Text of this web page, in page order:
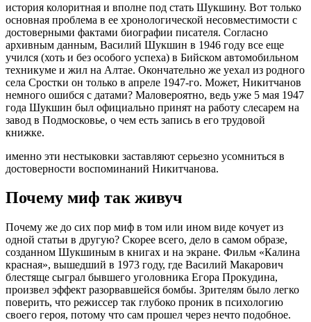
история колоритная и вполне под стать Шукшину. Вот только
основная проблема в ее хронологической несовместимости с
достоверными фактами биографии писателя. Согласно
архивным данным, Василий Шукшин в 1946 году все еще
учился (хоть и без особого успеха) в Бийском автомобильном
техникуме и жил на Алтае. Окончательно же уехал из родного
села Сростки он только в апреле 1947-го. Может, Никитчанов
немного ошибся с датами? Маловероятно, ведь уже 5 мая 1947
года Шукшин был официально принят на работу слесарем на
завод в Подмосковье, о чем есть запись в его трудовой
книжке.
именно эти нестыковки заставляют серьезно усомниться в
достоверности воспоминаний Никитчанова.
Почему миф так живуч
Почему же до сих пор миф в том или ином виде кочует из
одной статьи в другую? Скорее всего, дело в самом образе,
созданном Шукшиным в книгах и на экране. Фильм «Калина
красная», вышедший в 1973 году, где Василий Макарович
блестяще сыграл бывшего уголовника Егора Прокудина,
произвел эффект разорвавшейся бомбы. Зрителям было легко
поверить, что режиссер так глубоко проник в психологию
своего героя, потому что сам прошел через нечто подобное.